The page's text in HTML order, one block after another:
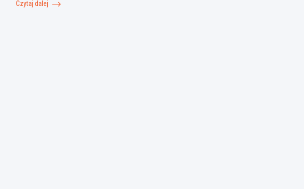
Czytaj dalej